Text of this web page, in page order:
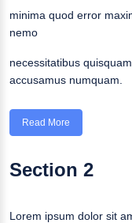
minima quod error
nemo
necessitatibus
accusamus numquam.
Read More
Section 2
Lorem ipsum dolor sit